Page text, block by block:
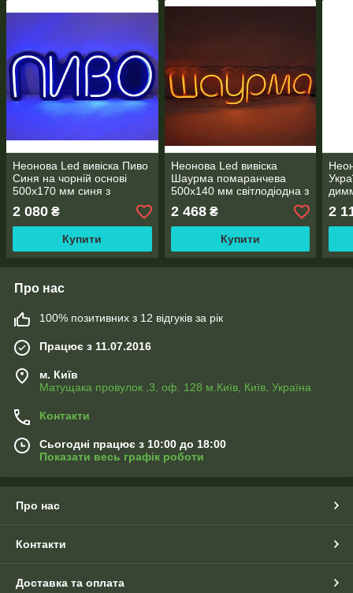
Неонова Led вивіска Пиво
Синя на чорній основі
500х170 мм синя з
живлення
2 080 ₴
Купити
Неонова Led вивіска
Шаурма помаранчева
500х140 мм світлодіодна з
пультом
2 468₴
Купити
2
Про нас
100% позитивних з 12 відгуків за рік
Працює з 11.07.2016
м. Київ
Матущака провулок ,3, оф. 128 м.Київ, Київ, Україна
Контакти
Сьогодні працює з 10:00 до 18:00
Показати весь графік роботи
Про нас
Контакти
Доставка та оплата